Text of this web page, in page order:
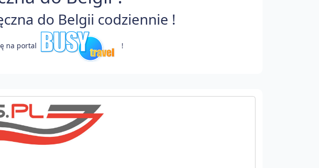
do Belgii codziennie !
na portal !